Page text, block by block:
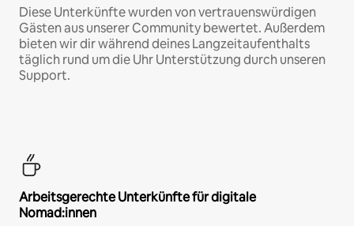
Diese Unterkünfte wurden von vertrauenswürdigen
Gästen aus unserer Community bewertet. Außerdem
bieten wir dir während deines Langzeitaufenthalts
täglich rund um die Uhr Unterstützung durch unseren
Support.
Arbeitsgerechte Unterkünfte für digitale
Nomad:innen